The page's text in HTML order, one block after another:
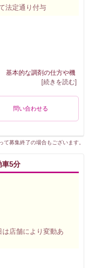
法定通り付与
基本的な調剤の仕方や機
[続きを読む]
問い合わせる
募集終了の場合もございます。
車5分
店舗により変動あ